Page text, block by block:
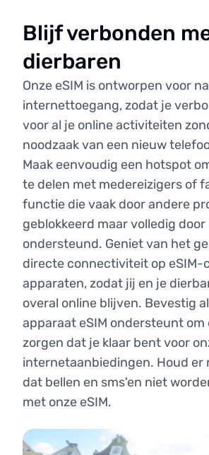
Blijf verbonden
dierbaren
Onze eSIM is ontworpen voor
internettoegang, zodat je
voor al je online activiteiten
noodzaak van een nieuw
Maak eenvoudig een hotspot
te delen met medereizigers of
functie die vaak door andere
geblokkeerd maar volledig
ondersteund. Geniet van het
directe connectiviteit op eSIM-
apparaten, zodat jij en je
overal online blijven. Bevestig
apparaat eSIM ondersteunt om
zorgen dat je klaar bent voor
internetaanbiedingen. Houd er
dat bellen en sms'en niet
met onze eSIM.